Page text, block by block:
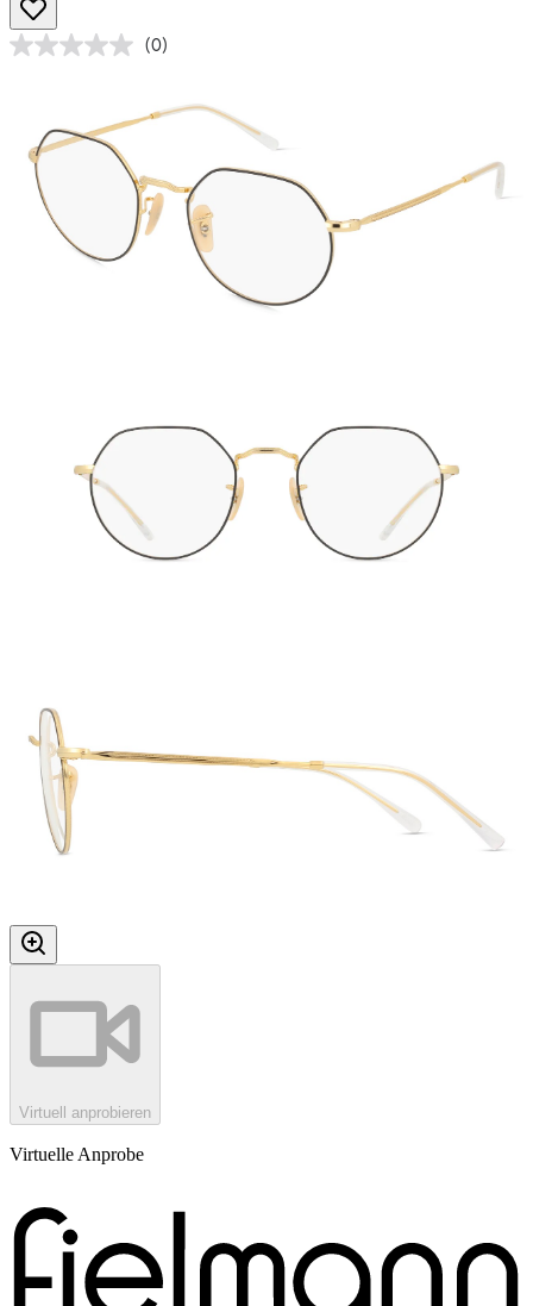
(0)
Virtuell anprobieren
Virtuelle Anprobe